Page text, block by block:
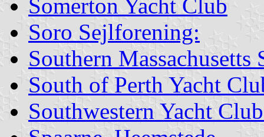
Somerton Yacht Club
Soro Sejlforening:
Southern
South of Perth Yacht
Southwestern Yacht